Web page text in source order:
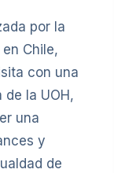
por la
Chile,
con una
la UOH,
una
y
de